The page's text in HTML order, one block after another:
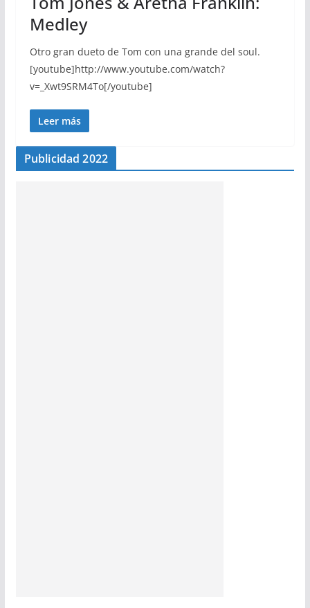
Medley
Otro gran dueto de Tom con una grande del soul.
[youtube]http://www.youtube.com/watch?
v=_Xwt9SRM4To[/youtube]
Leer más
Publicidad 2022